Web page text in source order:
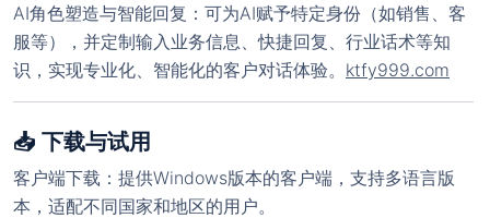
AI角色塑造与智能回复：可为AI赋予特定身份（如销售、客
服等），并定制输入业务信息、快捷回复、行业话术等知
识，实现专业化、智能化的客户对话体验。 ktfy999.com
📥 下载与试用
客户端下载：提供Windows版本的客户端，支持多语言版
本，适配不同国家和地区的用户。